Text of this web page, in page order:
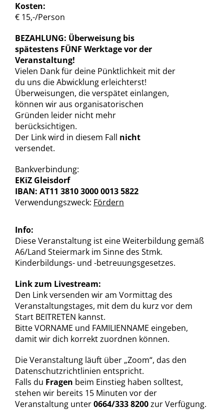
Kosten:
€ 15,-/Person
BEZAHLUNG: Überweisung bis
spätestens FÜNF Werktage vor der
Veranstaltung!
Vielen Dank für deine Pünktlichkeit mit der
du uns die Abwicklung erleichterst!
Überweisungen, die verspätet einlangen,
können wir aus organisatorischen
Gründen leider nicht mehr
berücksichtigen.
Der Link wird in diesem Fall nicht
versendet.
Bankverbindung:
EKiZ Gleisdorf
IBAN: AT11 3810 3000 0013 5822
Verwendungszweck: Fördern
Info:
Diese Veranstaltung ist eine Weiterbildung gemäß
A6/Land Steiermark im Sinne des Stmk.
Kinderbildungs- und -betreuungsgesetzes.
Link zum Livestream:
Den Link versenden wir am Vormittag des
Veranstaltungstages, mit dem du kurz vor dem
Start BEITRETEN kannst.
Bitte VORNAME und FAMILIENNAME eingeben,
damit wir dich korrekt zuordnen können.
Die Veranstaltung läuft über „Zoom“, das den
Datenschutzrichtlinien entspricht.
Falls du Fragen beim Einstieg haben solltest,
stehen wir bereits 15 Minuten vor der
Veranstaltung unter0664/333 8200zur Verfügung.